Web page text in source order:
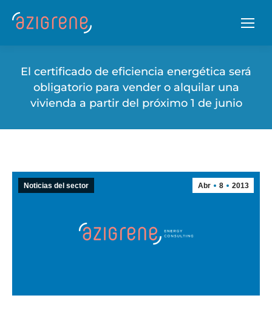
El certificado de eficiencia energética será
obligatorio para vender o alquilar una
vivienda a partir del próximo 1 de junio
Abr 8 2013
Noticias del sector